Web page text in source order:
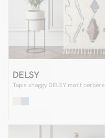
DELSY
Tapis shaggy DELSY motif berbère